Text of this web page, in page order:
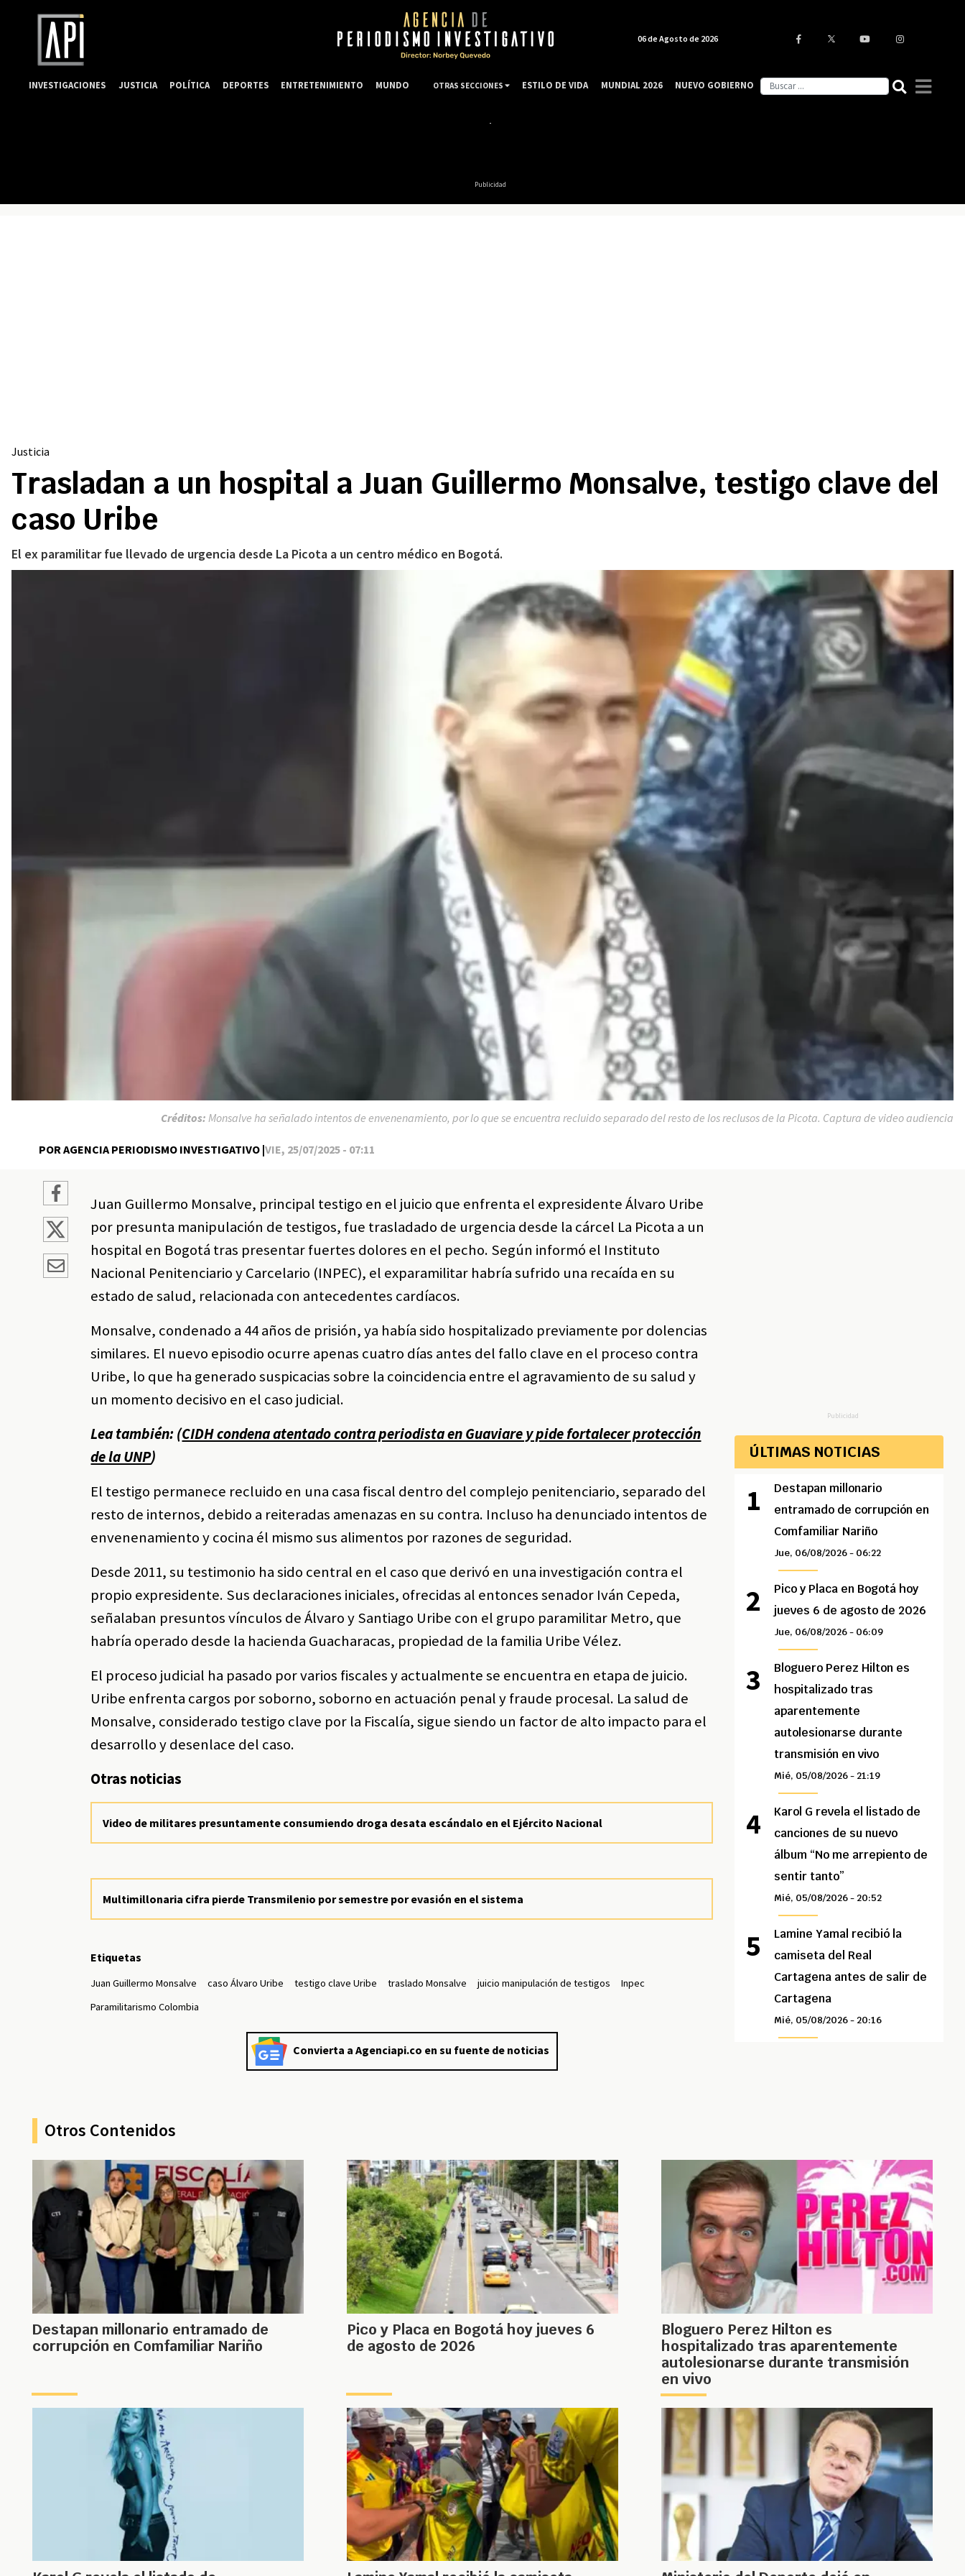
Publicidad
Justicia
Trasladan a un hospital a Juan Guillermo Monsalve, testigo clave del
caso Uribe
El ex paramilitar fue llevado de urgencia desde La Picota a un centro médico en Bogotá.
POR AGENCIA PERIODISMO INVESTIGATIVO |VIE, 25/07/2025 - 07:11
Créditos: Monsalve ha señalado intentos de envenenamiento, por lo que se encuentra recluido separado del resto de los reclusos de la Picota. Captura de video audiencia
Juan Guillermo Monsalve, principal testigo en el juicio que enfrenta el expresidente Álvaro Uribe
por presunta manipulación de testigos, fue trasladado de urgencia desde la cárcel La Picota a un
hospital en Bogotá tras presentar fuertes dolores en el pecho. Según informó el Instituto
Nacional Penitenciario y Carcelario (INPEC), el exparamilitar habría sufrido una recaída en su
estado de salud, relacionada con antecedentes cardíacos.
Monsalve, condenado a 44 años de prisión, ya había sido hospitalizado previamente por dolencias
similares. El nuevo episodio ocurre apenas cuatro días antes del fallo clave en el proceso contra
Uribe, lo que ha generado suspicacias sobre la coincidencia entre el agravamiento de su salud y
un momento decisivo en el caso judicial.
Lea también: (CIDH condena atentado contra periodista en Guaviare y pide fortalecer protección
de la UNP)
El testigo permanece recluido en una casa fiscal dentro del complejo penitenciario, separado del
resto de internos, debido a reiteradas amenazas en su contra. Incluso ha denunciado intentos de
envenenamiento y cocina él mismo sus alimentos por razones de seguridad.
Desde 2011, su testimonio ha sido central en el caso que derivó en una investigación contra el
propio expresidente. Sus declaraciones iniciales, ofrecidas al entonces senador Iván Cepeda,
señalaban presuntos vínculos de Álvaro y Santiago Uribe con el grupo paramilitar Metro, que
habría operado desde la hacienda Guacharacas, propiedad de la familia Uribe Vélez.
El proceso judicial ha pasado por varios fiscales y actualmente se encuentra en etapa de juicio.
Uribe enfrenta cargos por soborno, soborno en actuación penal y fraude procesal. La salud de
Monsalve, considerado testigo clave por la Fiscalía, sigue siendo un factor de alto impacto para el
desarrollo y desenlace del caso.
Otras noticias
Video de militares presuntamente consumiendo droga desata escándalo en el Ejército Nacional
Multimillonaria cifra pierde Transmilenio por semestre por evasión en el sistema
Etiquetas
Juan Guillermo Monsalve caso Álvaro Uribe testigo clave Uribe traslado Monsalve juicio manipulación de testigos
Inpec
Paramilitarismo Colombia
Convierta a Agenciapi.co en su fuente de noticias
Publicidad
ÚLTIMAS NOTICIAS
Destapan millonario
entramado de corrupción en
Comfamiliar Nariño
Jue, 06/08/2026 - 06:22
Pico y Placa en Bogotá hoy
jueves 6 de agosto de 2026
Jue, 06/08/2026 - 06:09
Bloguero Perez Hilton es
hospitalizado tras
aparentemente
autolesionarse durante
transmisión en vivo
Mié, 05/08/2026 - 21:19
Karol G revela el listado de
canciones de su nuevo
álbum “No me arrepiento de
sentir tanto”
Mié, 05/08/2026 - 20:52
Lamine Yamal recibió la
camiseta del Real
Cartagena antes de salir de
Cartagena
Mié, 05/08/2026 - 20:16
Otros Contenidos
Destapan millonario entramado de
corrupción en Comfamiliar Nariño
Pico y Placa en Bogotá hoy jueves 6
de agosto de 2026
Bloguero Perez Hilton es
hospitalizado tras aparentemente
autolesionarse durante transmisión
en vivo
06 de Agosto de 2026
INVESTIGACIONES JUSTICIA POLÍTICA DEPORTES ENTRETENIMIENTO MUNDO OTRAS SECCIONES ESTILO DE VIDA MUNDIAL 2026 NUEVO GOBIERNO